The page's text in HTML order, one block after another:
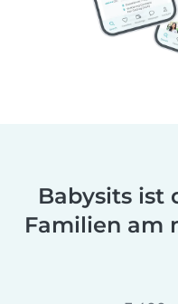
Babysits ist
Familien am